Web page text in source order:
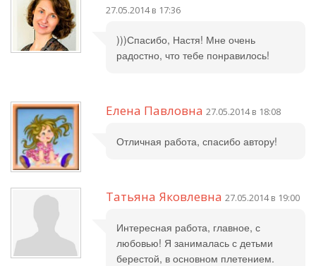
27.05.2014 в 17:36
)))Спасибо, Настя! Мне очень
радостно, что тебе понравилось!
Елена Павловна 27.05.2014 в 18:08
Отличная работа, спасибо автору!
Татьяна Яковлевна 27.05.2014 в 19:00
Интересная работа, главное, с
любовью! Я занималась с детьми
берестой, в основном плетением.